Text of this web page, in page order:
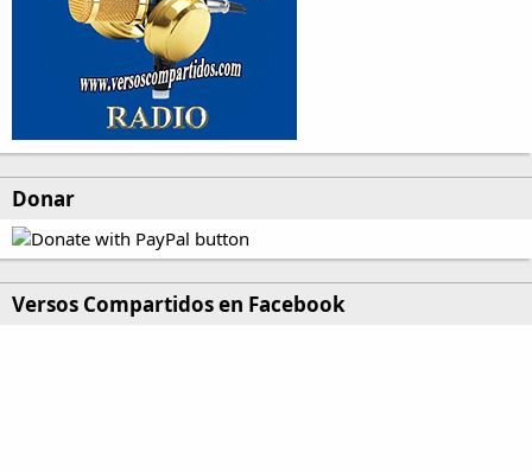
Donar
Versos Compartidos en Facebook